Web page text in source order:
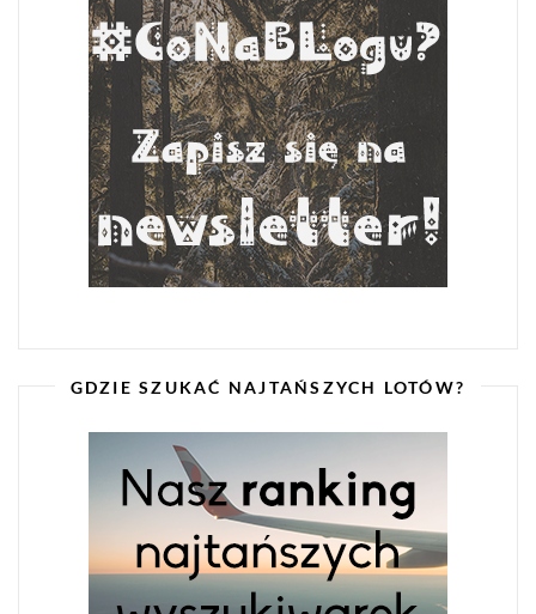
GDZIE SZUKAĆ NAJTAŃSZYCH LOTÓW?